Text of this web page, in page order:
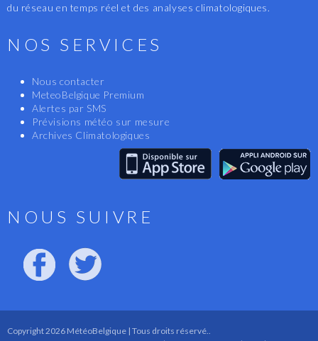
du réseau en temps réel et des analyses climatologiques.
NOS SERVICES
Nous contacter
MeteoBelgique Premium
Alertes par SMS
Prévisions météo sur mesure
Archives Climatologiques
NOUS SUIVRE
Copyright 2026 MétéoBelgique | Tous droits réservé..